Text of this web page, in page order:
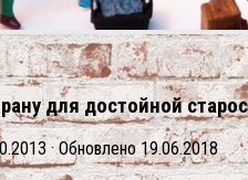
для достойной
· Обновлено19.06.2018